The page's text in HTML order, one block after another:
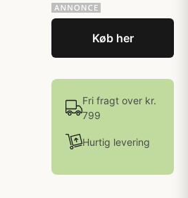
Køb her
Fri fragt over kr.
799
Hurtig levering